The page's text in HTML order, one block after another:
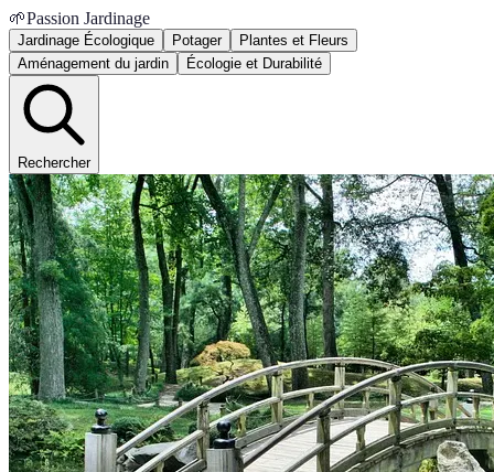
🌱Passion Jardinage
Jardinage Écologique Potager
Plantes et Fleurs
Aménagement du jardin
Écologie et Durabilité
Rechercher